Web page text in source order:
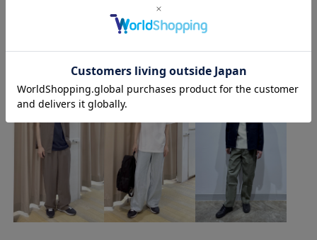
ツイル生地 テーパード
テーパードシルエット ノーカラーデザイン ベルト
リラックス感 ワイドパンツ 上品
伸縮性 大人カジュアル